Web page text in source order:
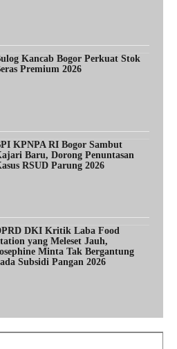
Kancab Bogor Perkuat Stok
Premium 2026
KPNPA RI Bogor Sambut
Baru, Dorong Penuntasan
RSUD Parung 2026
DKI Kritik Laba Food
yang Meleset Jauh,
Minta Tak Bergantung
Subsidi Pangan 2026